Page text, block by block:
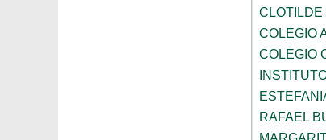
COLEGIO
COLEGIO
RAFAEL